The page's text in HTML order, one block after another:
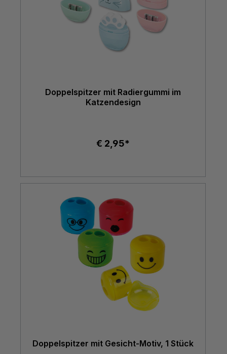
Doppelspitzer mit Radiergummi im
Katzendesign
€ 2,95*
Doppelspitzer mit Gesicht-Motiv, 1 Stück